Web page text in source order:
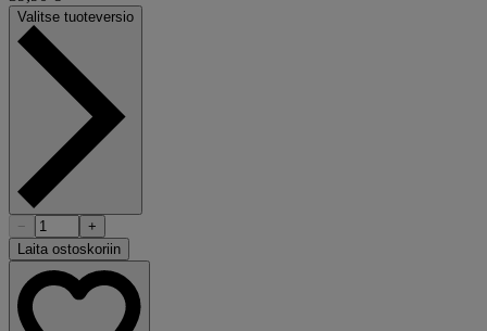
Valitse tuoteversio
−
+
Laita ostoskoriin